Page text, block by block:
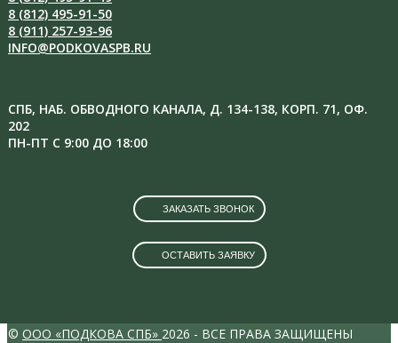
8 (812) 495-91-50
8 (911) 257-93-96
INFO@PODKOVASPB.RU
СПБ, НАБ. ОБВОДНОГО КАНАЛА, Д. 134-138, КОРП. 71, ОФ.
202
ПН-ПТ С 9:00 ДО 18:00
ЗАКАЗАТЬ ЗВОНОК
ОСТАВИТЬ ЗАЯВКУ
© ООО «ПОДКОВА СПБ» 2026 - ВСЕ ПРАВА ЗАЩИЩЕНЫ